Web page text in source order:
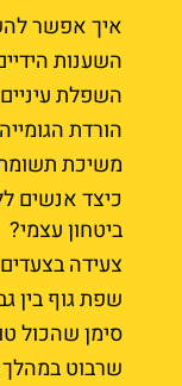
איך אפשר
השענות
השפלת עיניים
הורדת
משיכת
כיצד אנשים
ביטחון עצמי?
צעידה
שפת גוף בין
סימן שהכול
שרבוט במהלך